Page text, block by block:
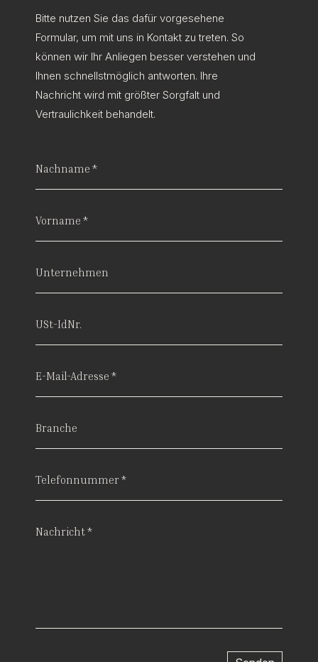
Bitte nutzen Sie das dafür vorgesehene
Formular, um mit uns in Kontakt zu treten. So
können wir Ihr Anliegen besser verstehen und
Ihnen schnellstmöglich antworten. Ihre
Nachricht wird mit größter Sorgfalt und
Vertraulichkeit behandelt.